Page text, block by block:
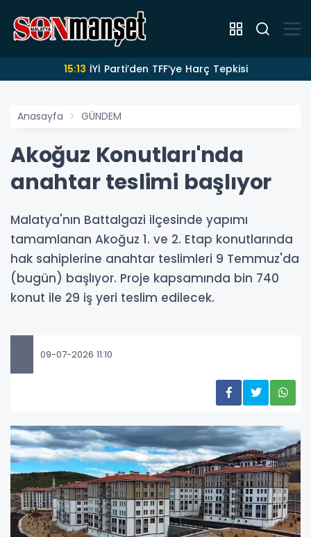
15:13 İYİ Parti’den TFF’ye Harç Tepkisi
Anasayfa GÜNDEM
Akoğuz Konutları'nda
anahtar teslimi başlıyor
Malatya'nın Battalgazi ilçesinde yapımı
tamamlanan Akoğuz 1. ve 2. Etap konutlarında
hak sahiplerine anahtar teslimleri 9 Temmuz'da
(bugün) başlıyor. Proje kapsamında bin 740
konut ile 29 iş yeri teslim edilecek.
09-07-2026 11:10